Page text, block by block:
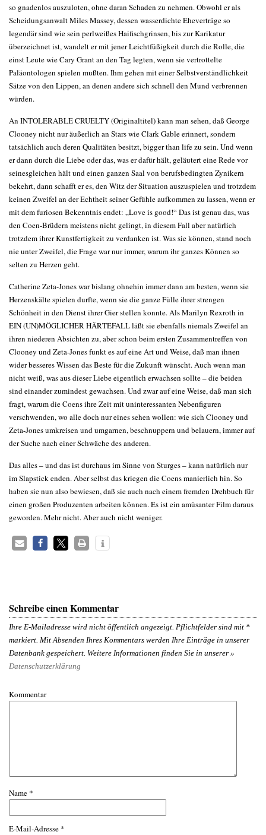
so gnadenlos auszuloten, ohne daran Schaden zu nehmen. Obwohl er als
Scheidungsanwalt Miles Massey, dessen wasserdichte Eheverträge so
legendär sind wie sein perlweißes Haifischgrinsen, bis zur Karikatur
überzeichnet ist, wandelt er mit jener Leichtfüßigkeit durch die Rolle, die
einst Leute wie Cary Grant an den Tag legten, wenn sie vertrottelte
Paläontologen spielen mußten. Ihm gehen mit einer Selbstverständlichkeit
Sätze von den Lippen, an denen andere sich schnell den Mund verbrennen
würden.
An INTOLERABLE CRUELTY (Originaltitel) kann man sehen, daß George
Clooney nicht nur äußerlich an Stars wie Clark Gable erinnert, sondern
tatsächlich auch deren Qualitäten besitzt, bigger than life zu sein. Und wenn
er dann durch die Liebe oder das, was er dafür hält, geläutert eine Rede vor
seinesgleichen hält und einen ganzen Saal von berufsbedingten Zynikern
bekehrt, dann schafft er es, den Witz der Situation auszuspielen und trotzdem
keinen Zweifel an der Echtheit seiner Gefühle aufkommen zu lassen, wenn er
mit dem furiosen Bekenntnis endet: „Love is good!“ Das ist genau das, was
den Coen-Brüdern meistens nicht gelingt, in diesem Fall aber natürlich
trotzdem ihrer Kunstfertigkeit zu verdanken ist. Was sie können, stand noch
nie unter Zweifel, die Frage war nur immer, warum ihr ganzes Können so
selten zu Herzen geht.
Catherine Zeta-Jones war bislang ohnehin immer dann am besten, wenn sie
Herzenskälte spielen durfte, wenn sie die ganze Fülle ihrer strengen
Schönheit in den Dienst ihrer Gier stellen konnte. Als Marilyn Rexroth in
EIN (UN)MÖGLICHER HÄRTEFALL läßt sie ebenfalls niemals Zweifel an
ihren niederen Absichten zu, aber schon beim ersten Zusammentreffen von
Clooney und Zeta-Jones funkt es auf eine Art und Weise, daß man ihnen
wider besseres Wissen das Beste für die Zukunft wünscht. Auch wenn man
nicht weiß, was aus dieser Liebe eigentlich erwachsen sollte – die beiden
sind einander zumindest gewachsen. Und zwar auf eine Weise, daß man sich
fragt, warum die Coens ihre Zeit mit uninteressanten Nebenfiguren
verschwenden, wo alle doch nur eines sehen wollen: wie sich Clooney und
Zeta-Jones umkreisen und umgarnen, beschnuppern und belauern, immer auf
der Suche nach einer Schwäche des anderen.
Das alles – und das ist durchaus im Sinne von Sturges – kann natürlich nur
im Slapstick enden. Aber selbst das kriegen die Coens manierlich hin. So
haben sie nun also bewiesen, daß sie auch nach einem fremden Drehbuch für
einen großen Produzenten arbeiten können. Es ist ein amüsanter Film daraus
geworden. Mehr nicht. Aber auch nicht weniger.
Schreibe einen Kommentar
Ihre E-Mailadresse wird nicht öffentlich angezeigt. Pflichtfelder sind mit *
markiert. Mit Absenden Ihres Kommentars werden Ihre Einträge in unserer
Datenbank gespeichert. Weitere Informationen finden Sie in unserer »
Datenschutzerklärung
Kommentar
Name *
E-Mail-Adresse *